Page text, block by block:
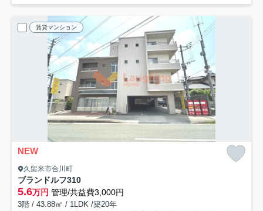
賃貸マンション
NEW
久留米市合川町
ブランドルフ310
5.6万円 管理/共益費3,000円
3階 / 43.88㎡ / 1LDK /築20年